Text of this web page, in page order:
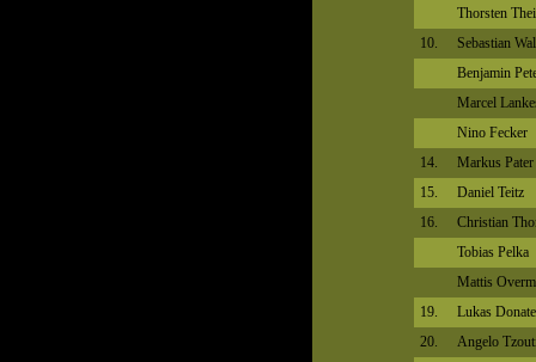
Thorsten
10.
Sebastian
Benjamin
Marcel
Nino Fecker
14.
Markus Pater
15.
Daniel Teitz
16.
Christian
Tobias Pelka
Mattis
19.
Lukas
20.
Angelo